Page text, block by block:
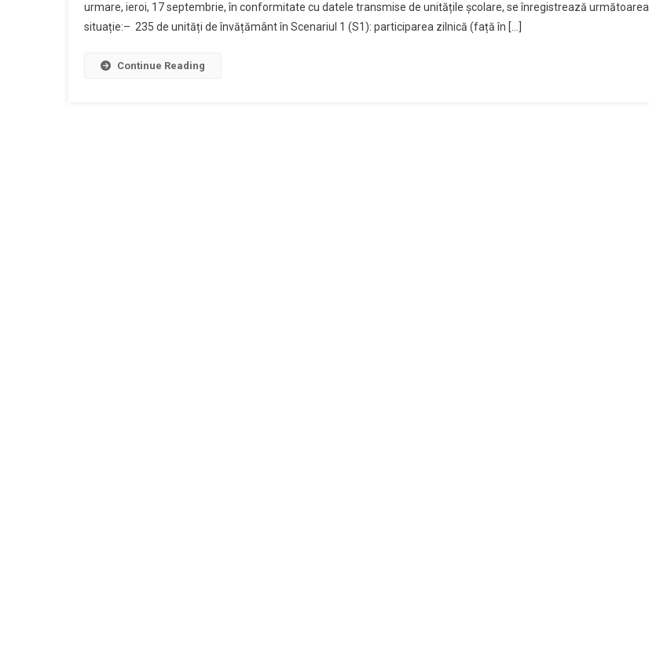
La
Dinamica
urmare, ieroi, 17 septembrie, în conformitate cu datele transmise de unitățile școlare, se înregistrează următoarea
situație:– 235 de unități de învățământ în Scenariul 1 (S1): participarea zilnică (față în […]
Continue Reading